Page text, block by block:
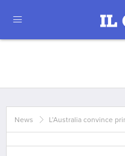
News L’Australia convince